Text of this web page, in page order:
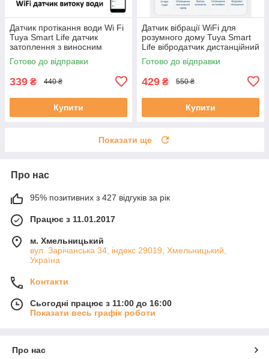
Датчик протікання води Wi Fi
Tuya Smart Life датчик
затоплення з виносним
детектором води
Готово до відправки
339 ₴ 440 ₴
Купити
Датчик вібрації WiFi для
розумного дому Tuya Smart
Life вібродатчик дистанційний
моніторинг у режимі
реального часу у додатку
Готово до відправки
429 ₴ 550 ₴
Купити
Показати ще
Про нас
95% позитивних з 427 відгуків за рік
Працює з 11.01.2017
м. Хмельницький
вул. Зарічанська 34, індекс 29019, Хмельницький,
Україна
Контакти
Сьогодні працює з 11:00 до 16:00
Показати весь графік роботи
Про нас